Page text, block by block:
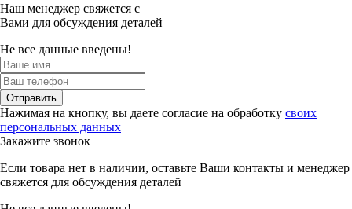
Наш менеджер свяжется с
Вами для обсуждения деталей
Не все данные введены!
Отправить
Нажимая на кнопку, вы даете согласие на обработку своих
персональных данных
Закажите звонок
Если товара нет в наличии, оставьте Ваши контакты и менеджер
свяжется для обсуждения деталей